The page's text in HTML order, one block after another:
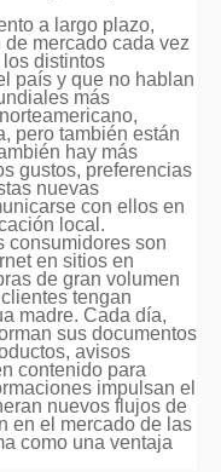
a largo plazo,
mercado cada vez
distintos
país y que no hablan
más
pero también están
hay más
gustos, preferencias
nuevas
con ellos en
local.
consumidores son
en sitios en
de gran volumen
tengan
madre. Cada día,
sus documentos
avisos
contenido para
impulsan el
nuevos flujos de
en el mercado de las
como una ventaja